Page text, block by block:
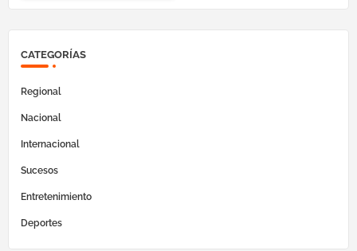
CATEGORÍAS
Regional
Nacional
Internacional
Sucesos
Entretenimiento
Deportes